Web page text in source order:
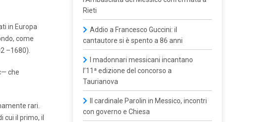
in Europa
come
–1680).
che
rari.
cui il primo, il
Rieti
Addio a Francesco Guccini: il
cantautore si è spento a 86 anni
I madonnari messicani incantano
l’11ª edizione del concorso a
Taurianova
Il cardinale Parolin in Messico, incontri
con governo e Chiesa